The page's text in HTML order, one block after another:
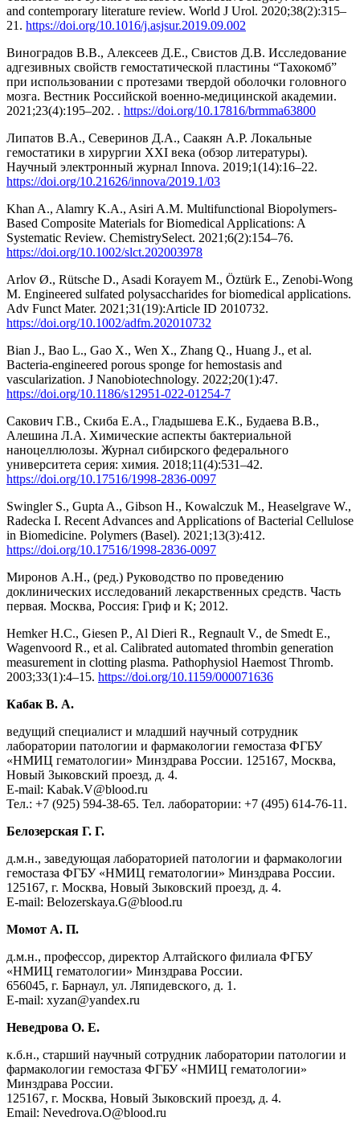
and contemporary literature review. World J Urol. 2020;38(2):315–
21. https://doi.org/10.1016/j.asjsur.2019.09.002
Виноградов В.В., Алексеев Д.Е., Свистов Д.В. Исследование
адгезивных свойств гемостатической пластины “Тахокомб”
при использовании с протезами твердой оболочки головного
мозга. Вестник Российской военно-медицинской академии.
2021;23(4):195–202. . https://doi.org/10.17816/brmma63800
Липатов В.А., Северинов Д.А., Саакян А.Р. Локальные
гемостатики в хирургии XXI века (обзор литературы).
Научный электронный журнал Innova. 2019;1(14):16–22.
https://doi.org/10.21626/innova/2019.1/03
Khan A., Alamry K.A., Asiri A.M. Multifunctional Biopolymers‐
Based Composite Materials for Biomedical Applications: A
Systematic Review. ChemistrySelect. 2021;6(2):154–76.
https://doi.org/10.1002/slct.202003978
Arlov Ø., Rütsche D., Asadi Korayem M., Öztürk E., Zenobi‐Wong
M. Engineered sulfated polysaccharides for biomedical applications.
Adv Funct Mater. 2021;31(19):Article ID 2010732.
https://doi.org/10.1002/adfm.202010732
Bian J., Bao L., Gao X., Wen X., Zhang Q., Huang J., et al.
Bacteria-engineered porous sponge for hemostasis and
vascularization. J Nanobiotechnology. 2022;20(1):47.
https://doi.org/10.1186/s12951-022-01254-7
Сакович Г.В., Скиба Е.А., Гладышева Е.К., Будаева В.В.,
Алешина Л.А. Химические аспекты бактериальной
наноцеллюлозы. Журнал сибирского федерального
университета серия: химия. 2018;11(4):531–42.
https://doi.org/10.17516/1998-2836-0097
Swingler S., Gupta A., Gibson H., Kowalczuk M., Heaselgrave W.,
Radecka I. Recent Advances and Applications of Bacterial Cellulose
in Biomedicine. Polymers (Basel). 2021;13(3):412.
https://doi.org/10.17516/1998-2836-0097
Миронов А.Н., (ред.) Руководство по проведению
доклинических исследований лекарственных средств. Часть
первая. Москва, Россия: Гриф и К; 2012.
Hemker H.C., Giesen P., Al Dieri R., Regnault V., de Smedt E.,
Wagenvoord R., et al. Calibrated automated thrombin generation
measurement in clotting plasma. Pathophysiol Haemost Thromb.
2003;33(1):4–15. https://doi.org/10.1159/000071636
Кабак В. А.
ведущий специалист и младший научный сотрудник
лаборатории патологии и фармакологии гемостаза ФГБУ
«НМИЦ гематологии» Минздрава России. 125167, Москва,
Новый Зыковский проезд, д. 4.
E-mail: Kabak.V@blood.ru
Тел.: +7 (925) 594-38-65. Тел. лаборатории: +7 (495) 614-76-11.
Белозерская Г. Г.
д.м.н., заведующая лабораторией патологии и фармакологии
гемостаза ФГБУ «НМИЦ гематологии» Минздрава России.
125167, г. Москва, Новый Зыковский проезд, д. 4.
E-mail: Belozerskaya.G@blood.ru
Момот А. П.
д.м.н., профессор, директор Алтайского филиала ФГБУ
«НМИЦ гематологии» Минздрава России.
656045, г. Барнаул, ул. Ляпидевского, д. 1.
E-mail: xyzan@yandex.ru
Неведрова О. Е.
к.б.н., старший научный сотрудник лаборатории патологии и
фармакологии гемостаза ФГБУ «НМИЦ гематологии»
Минздрава России.
125167, г. Москва, Новый Зыковский проезд, д. 4.
Email: Nevedrova.O@blood.ru